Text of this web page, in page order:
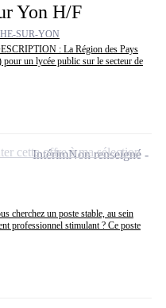
Yon H/F
SUR-YON
: La Région des Pays
un lycée public sur le secteur de
cherchez un poste stable, au sein
professionnel stimulant ? Ce poste
IntérimNon renseigné
cette offre à ma sélection